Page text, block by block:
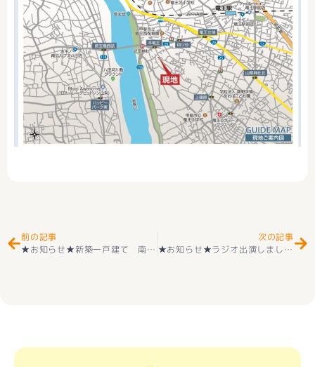
前の記事
★お知らせ★新築一戸建て 南アルプス市加賀美第２ 全2棟 2階建 4ＬＤＫ 耐震等級3取得 ＋住宅性能評価付 子育てエコホーム支援事業対象対象物件
次の記事
★お知らせ★ラジオ出演しました～